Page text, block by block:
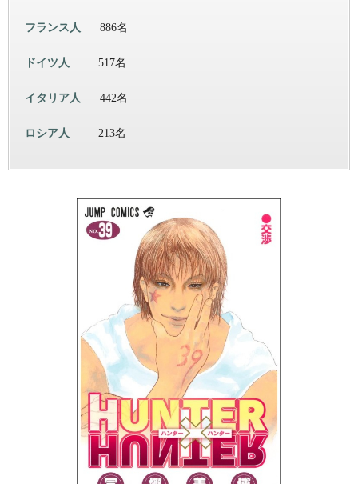
フランス人 886名
ドイツ人 517名
イタリア人 442名
ロシア人 213名